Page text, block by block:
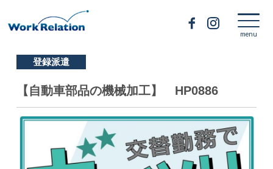
登録派遣
【自動車部品の機械加工】 HP0886